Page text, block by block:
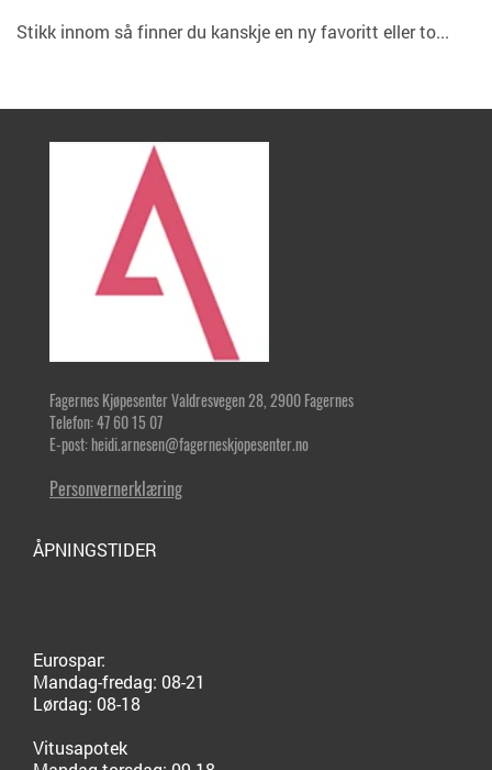
Stikk innom så finner du kanskje en ny favoritt eller to...
Fagernes Kjøpesenter Valdresvegen 28, 2900 Fagernes
Telefon: 47 60 15 07
E-post: heidi.arnesen@fagerneskjopesenter.no
Personvernerklæring
ÅPNINGSTIDER
Eurospar:
Mandag-fredag: 08-21
Lørdag: 08-18
Vitusapotek